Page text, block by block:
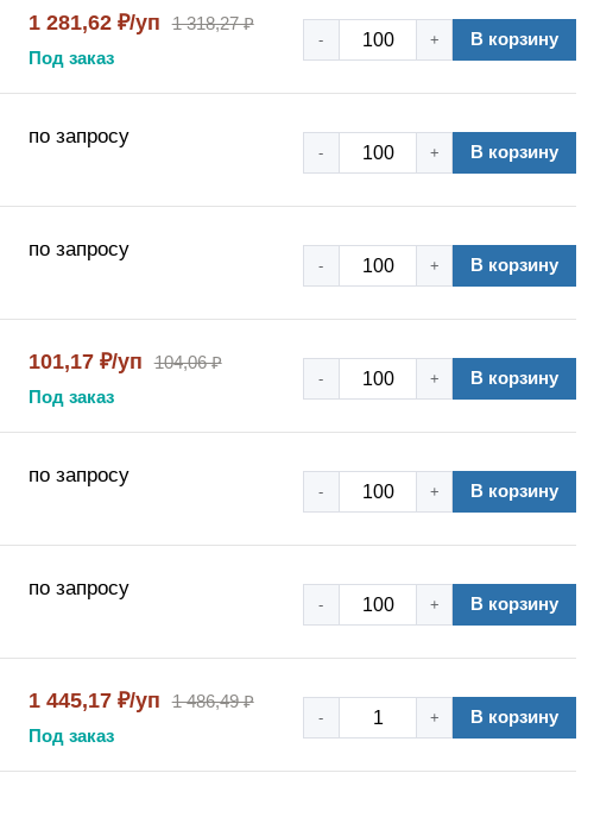
1 281,62 ₽/уп
1 318,27 ₽
Под заказ
- + В корзину
по запросу
- + В корзину
по запросу
- + В корзину
101,17 ₽/уп
104,06 ₽
Под заказ
- + В корзину
по запросу
- + В корзину
по запросу
- + В корзину
1 445,17 ₽/уп
1 486,49 ₽
Под заказ
- + В корзину